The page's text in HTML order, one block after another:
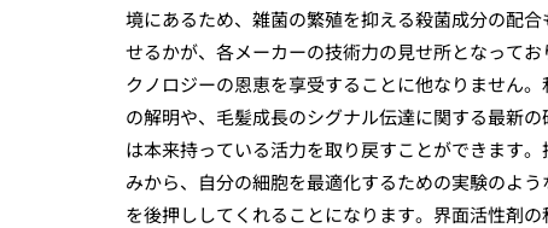
境にあるため、雑菌の繁殖を抑える殺菌成分の配
せるかが、各メーカーの技術力の見せ所となって
クノロジーの恩恵を享受することに他なりません
の解明や、毛髪成長のシグナル伝達に関する最新
は本来持っている活力を取り戻すことができます
みから、自分の細胞を最適化するための実験のよ
を後押ししてくれることになります。界面活性剤